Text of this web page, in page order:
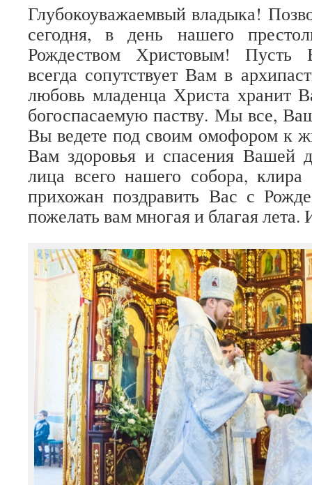
Глубокоуважаемвый владыка!
сегодня, в день нашего
Рождеством Христовым! Пусть
всегда сопутствует Вам в
любовь младенца Христа хранит
богоспасаемую паству. Мы все,
Вы ведете под своим омофором к
Вам здоровья и спасения Вашей
лица всего нашего собора, клира
прихожан поздравить Вас с
пожелать вам многая и благая лета.